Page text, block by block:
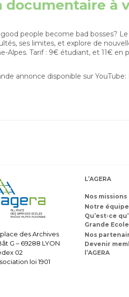
documentaire à
people become bad bosses?
ses limites, et explore de
Alpes. Tarif : 9€ étudiant, et 11€ en
annonce disponible sur YouTube:
place des Archives
G – 69288 LYON
02
loi 1901
L’AGERA
Nos missions
Notre équipe
Qu’est-ce
Grande Ecole
Nos
Devenir
l’AGERA